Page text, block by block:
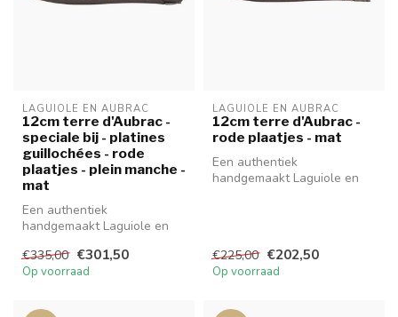
LAGUIOLE EN AUBRAC
12cm terre d'Aubrac -
speciale bij - platines
guillochées - rode
plaatjes - plein manche -
mat
Een authentiek
handgemaakt Laguiole en
kwaliteit met prachti...
€335,00 €301,50
Op voorraad
LAGUIOLE EN AUBRAC
12cm terre d'Aubrac -
rode plaatjes - mat
Een authentiek
handgemaakt Laguiole en
€225,00 €202,50
Op voorraad